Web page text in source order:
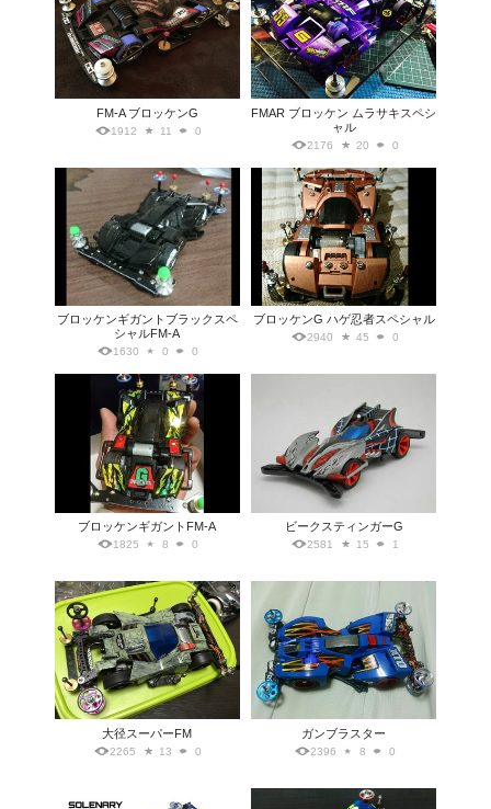
FM-A ブロッケンG
1912 11 0
FMAR ブロッケン ムラサキスペシ
ャル
2176 20 0
ブロッケンギガントブラックスペ
シャルFM-A
1630 0 0
ブロッケンG ハゲ忍者スペシャル
2940 45 0
ブロッケンギガントFM-A
1825 8 0
ビークスティンガーG
2581 15 1
大径スーパーFM
2265 13 0
ガンブラスター
2396 8 0